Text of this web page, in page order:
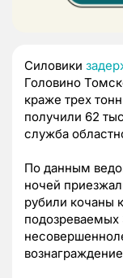
Силовики
Головино
краже трех
получили 62
служба
По данным
ночей
рубили кочаны
подозреваемых